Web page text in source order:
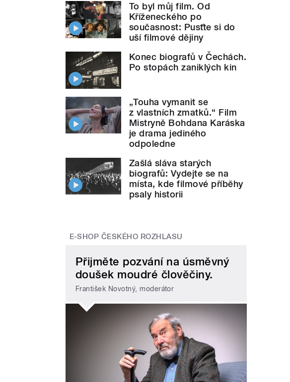
To byl můj film. Od
Kříženeckého po
současnost: Pusťte si do
uší filmové dějiny
Konec biografů v Čechách.
Po stopách zaniklých kin
„Touha vymanit se
z vlastních zmatků.“ Film
Mistryně Bohdana Karáska
je drama jediného
odpoledne
Zašlá sláva starých
biografů: Vydejte se na
místa, kde filmové příběhy
psaly historii
E-SHOP ČESKÉHO ROZHLASU
Přijměte pozvání na úsměvný
doušek moudré člověčiny.
František Novotný, moderátor